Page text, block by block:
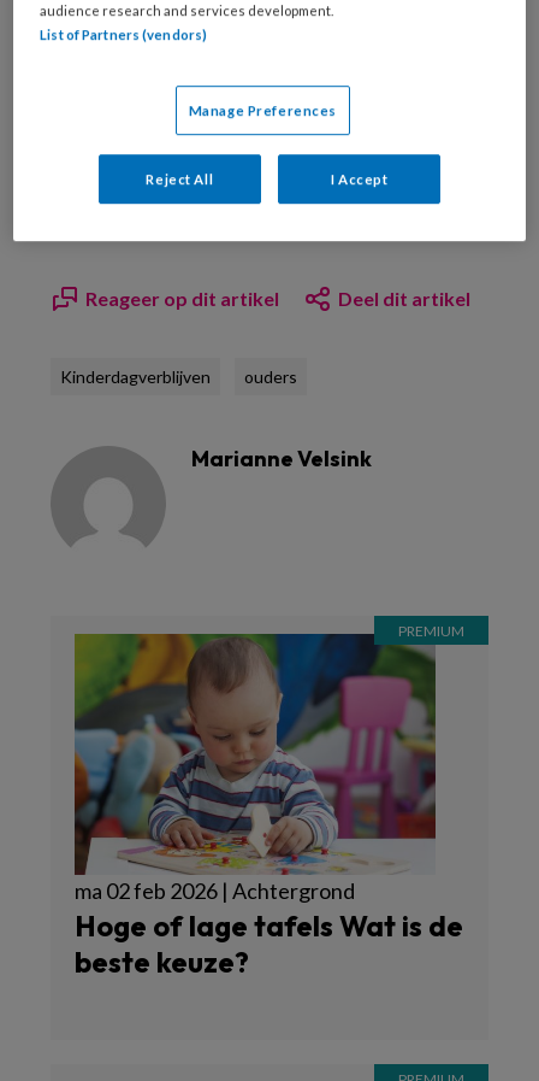
Bekijk hier onze abonnementen
Reageer op dit artikel Deel dit artikel
Kinderdagverblijven ouders
Marianne Velsink
ma 02 feb 2026 | Achtergrond
Hoge of lage tafels Wat is de
beste keuze?
audience research and services development.
List of Partners (vendors)
Manage Preferences
Reject All I Accept